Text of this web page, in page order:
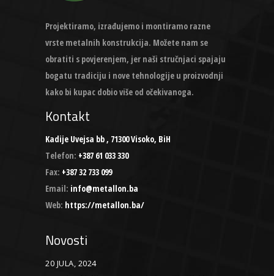
Projektiramo, izrađujemo i montiramo razne
vrste metalnih konstrukcija. Možete nam se
obratiti s povjerenjem, jer naši stručnjaci spajaju
bogatu tradiciju i nove tehnologije u proizvodnji
kako bi kupac dobio više od očekivanoga.
Kontakt
Kadije Uvejsa bb , 71300 Visoko, BiH
Telefon: +387 61 033 330
Fax: +387 32 733 099
Email: info@metallon.ba
Web: https://metallon.ba/
Novosti
20 JULA, 2024